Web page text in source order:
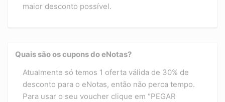
maior desconto possível.
Quais são os cupons do eNotas?
Atualmente só temos 1 oferta válida de 30% de
desconto para o eNotas, então não perca tempo.
Para usar o seu voucher clique em “PEGAR